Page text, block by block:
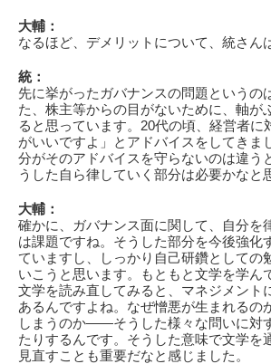
大輔：
なるほど、デメリットについて、統さん
統：
先に挙がったガバナンスの問題というの
た、株主等からの目がないために、軸が
ると思っています。20代の頃、経営者に
がいいですよ」とアドバイスをしてきま
分がそのアドバイスを守らないのは違う
うした自ら律していく部分は必要かなと
大輔：
確かに、ガバナンス面に関して、自分を
は課題ですね。そうした部分を今後強化
ていますし、しっかり自己研鑽としての
いこうと思います。もともと文学を学ん
文学を読み直してみると、マネジメント
あるんですよね。なぜ憎悪が生まれるの
しまうのか――そうした様々な問いに対
たりするんです。そうした意味で文学を
見直すことも重要だなと感じました。